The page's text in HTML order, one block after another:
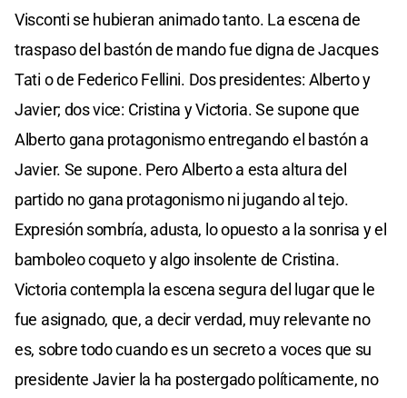
Visconti se hubieran animado tanto. La escena de
traspaso del bastón de mando fue digna de Jacques
Tati o de Federico Fellini. Dos presidentes: Alberto y
Javier; dos vice: Cristina y Victoria. Se supone que
Alberto gana protagonismo entregando el bastón a
Javier. Se supone. Pero Alberto a esta altura del
partido no gana protagonismo ni jugando al tejo.
Expresión sombría, adusta, lo opuesto a la sonrisa y el
bamboleo coqueto y algo insolente de Cristina.
Victoria contempla la escena segura del lugar que le
fue asignado, que, a decir verdad, muy relevante no
es, sobre todo cuando es un secreto a voces que su
presidente Javier la ha postergado políticamente, no